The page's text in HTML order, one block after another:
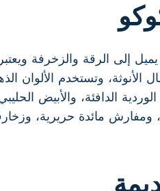
إلى الرقة والزخرفة
الأنوثة، وتستخدم الألوان
الوردية الدافئة، والأبيض
مائدة حريرية،